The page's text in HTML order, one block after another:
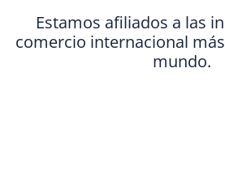
Estamos afiliados a las
comercio internacional
mundo.